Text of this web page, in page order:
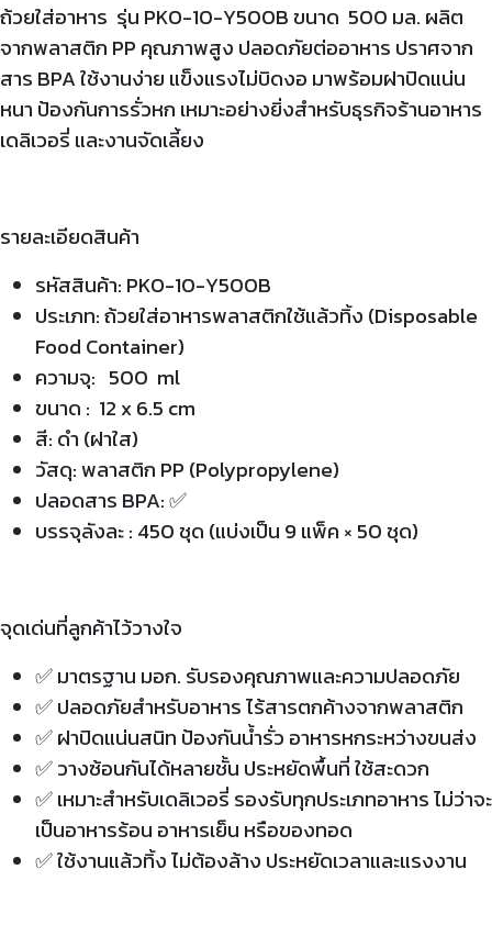
ถ้วยใส่อาหาร รุ่น PKO-10-Y500B ขนาด 500 มล. ผลิต
จากพลาสติก PP คุณภาพสูง ปลอดภัยต่ออาหาร ปราศจาก
สาร BPA ใช้งานง่าย แข็งแรงไม่บิดงอ มาพร้อมฝาปิดแน่น
หนา ป้องกันการรั่วหก เหมาะอย่างยิ่งสำหรับธุรกิจร้านอาหาร
เดลิเวอรี่ และงานจัดเลี้ยง
รายละเอียดสินค้า
รหัสสินค้า: PKO-10-Y500B
ประเภท: ถ้วยใส่อาหารพลาสติกใช้แล้วทิ้ง (Disposable
Food Container)
ความจุ: 500 ml
ขนาด : 12 x 6.5 cm
สี: ดำ (ฝาใส)
วัสดุ: พลาสติก PP (Polypropylene)
ปลอดสาร BPA: ✅
บรรจุลังละ : 450 ชุด (แบ่งเป็น 9 แพ็ค × 50 ชุด)
จุดเด่นที่ลูกค้าไว้วางใจ
✅ มาตรฐาน มอก. รับรองคุณภาพและความปลอดภัย
✅ ปลอดภัยสำหรับอาหาร ไร้สารตกค้างจากพลาสติก
✅ ฝาปิดแน่นสนิท ป้องกันน้ำรั่ว อาหารหกระหว่างขนส่ง
✅ วางซ้อนกันได้หลายชั้น ประหยัดพื้นที่ ใช้สะดวก
✅ เหมาะสำหรับเดลิเวอรี่ รองรับทุกประเภทอาหาร ไม่ว่าจะ
เป็นอาหารร้อน อาหารเย็น หรือของทอด
✅ ใช้งานแล้วทิ้ง ไม่ต้องล้าง ประหยัดเวลาและแรงงาน